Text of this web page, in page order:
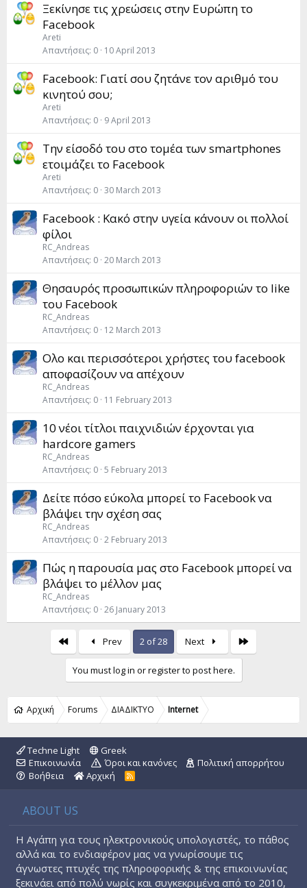
Ξεκίνησε τις χρεώσεις στην Ευρώπη το
Facebook
Areti
Απαντήσεις 0 10 April 2013
Facebook: Γιατί σου ζητάνε τον αριθμό του
κινητού σου;
Areti
Απαντήσεις 0 9 April 2013
Την είσοδό του στο τομέα των smartphones
ετοιμάζει το Facebook
Areti
Απαντήσεις 0 30 March 2013
Facebook : Κακό στην υγεία κάνουν οι πολλοί
φίλοι
RC_Andreas
Απαντήσεις 0 20 March 2013
Θησαυρός προσωπικών πληροφοριών το like
του Facebook
RC_Andreas
Απαντήσεις 0 12 March 2013
Ολο και περισσότεροι χρήστες του facebook
αποφασίζουν να απέχουν
RC_Andreas
Απαντήσεις 0 11 February 2013
10 νέοι τίτλοι παιχνιδιών έρχονται για
hardcore gamers
RC_Andreas
Απαντήσεις 0 5 February 2013
Δείτε πόσο εύκολα μπορεί το Facebook να
βλάψει την σχέση σας
RC_Andreas
Απαντήσεις 0 2 February 2013
Πώς η παρουσία μας στo Facebook μπορεί να
βλάψει το μέλλον μας
RC_Andreas
Απαντήσεις 0 26 January 2013
Prev 2 of 28 Next Last
You must log in or register to post here.
Αρχική Forums ΔΙΑΔΙΚΤΥΟ Internet
Techne Light
Greek
Επικοινωνία
Όροι και κανόνες
Πολιτική απορρήτου
Βοήθεια
Αρχική
R
ABOUT US
Η Αγάπη για τους ηλεκτρονικούς υπολογιστές, το πάθος
αλλά και το ενδιαφέρον μας να γνωρίσουμε τις
άγνωστες πτυχές της πληροφορικής & της επικοινωνίας
ξεκινάει από πολύ νωρίς και συγκεκριμένα από το 2010,